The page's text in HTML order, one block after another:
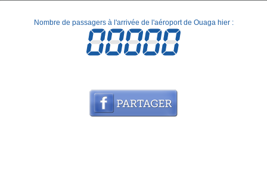
Nombre de passagers à l'arrivée de l'aéroport de Ouaga hier :